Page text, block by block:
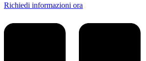
Richiedi informazioni ora